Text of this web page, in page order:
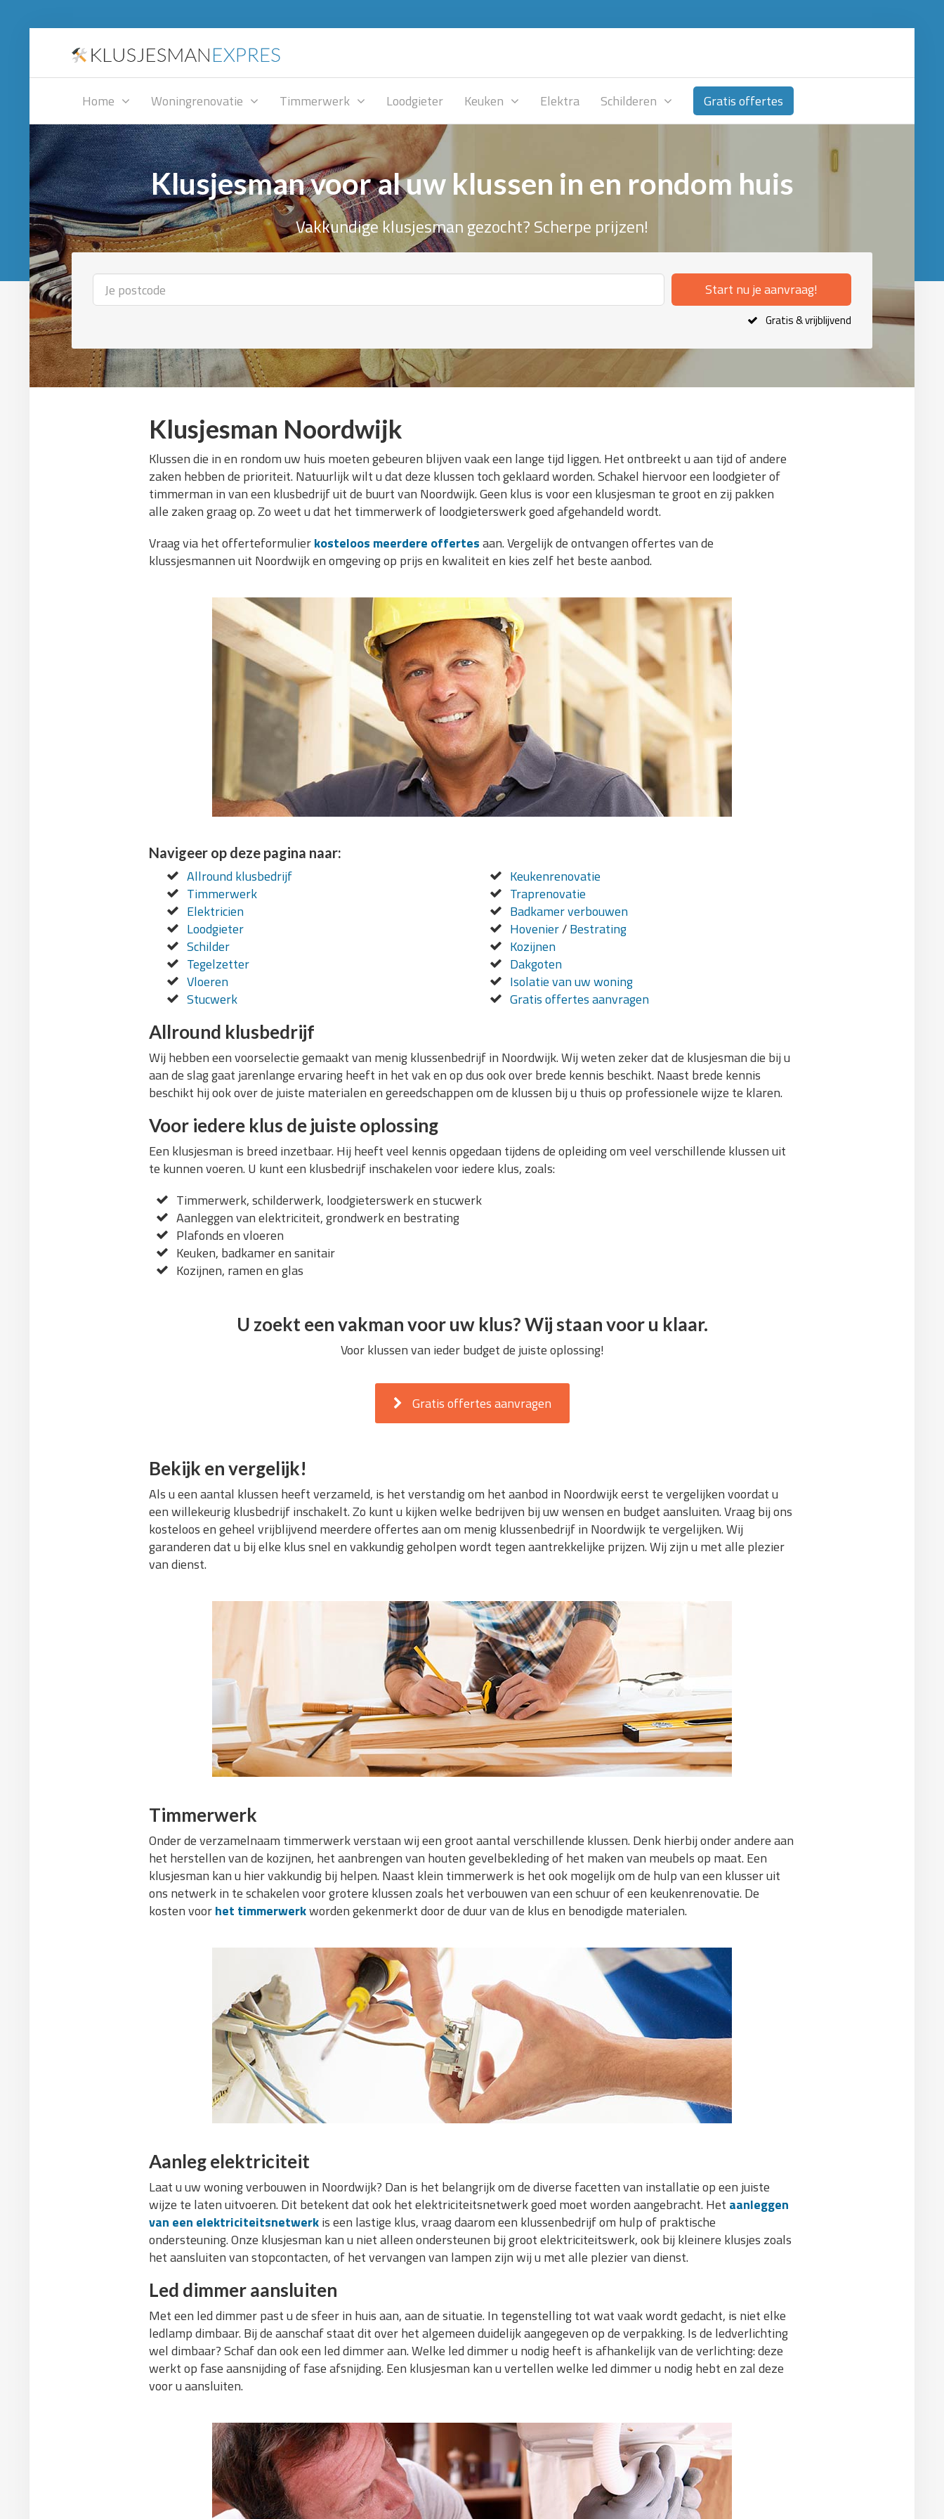
Home Woningrenovatie Timmerwerk Loodgieter Keuken Elektra Schilderen Gratis offertes
Klusjesman voor al uw klussen in en rondom huis
Vakkundige klusjesman gezocht? Scherpe prijzen!
Start nu je aanvraag!
Gratis & vrijblijvend
Klusjesman Noordwijk
Klussen die in en rondom uw huis moeten gebeuren blijven vaak een lange tijd liggen. Het ontbreekt u aan tijd of andere
zaken hebben de prioriteit. Natuurlijk wilt u dat deze klussen toch geklaard worden. Schakel hiervoor een loodgieter of
timmerman in van een klusbedrijf uit de buurt van Noordwijk. Geen klus is voor een klusjesman te groot en zij pakken
alle zaken graag op. Zo weet u dat het timmerwerk of loodgieterswerk goed afgehandeld wordt.
Vraag via het offerteformulierkosteloos meerdere offertesaan. Vergelijk de ontvangen offertes van de
klussjesmannen uit Noordwijk en omgeving op prijs en kwaliteit en kies zelf het beste aanbod.
Navigeer op deze pagina naar:
Allround klusbedrijf
Timmerwerk
Elektricien
Loodgieter
Schilder
Tegelzetter
Vloeren
Stucwerk
Keukenrenovatie
Traprenovatie
Badkamer verbouwen
Hovenier/Bestrating
Kozijnen
Dakgoten
Isolatie van uw woning
Gratis offertes aanvragen
Allround klusbedrijf
Wij hebben een voorselectie gemaakt van menig klussenbedrijf in Noordwijk. Wij weten zeker dat de klusjesman die bij u
aan de slag gaat jarenlange ervaring heeft in het vak en op dus ook over brede kennis beschikt. Naast brede kennis
beschikt hij ook over de juiste materialen en gereedschappen om de klussen bij u thuis op professionele wijze te klaren.
Voor iedere klus de juiste oplossing
Een klusjesman is breed inzetbaar. Hij heeft veel kennis opgedaan tijdens de opleiding om veel verschillende klussen uit
te kunnen voeren. U kunt een klusbedrijf inschakelen voor iedere klus, zoals:
Timmerwerk, schilderwerk, loodgieterswerk en stucwerk
Aanleggen van elektriciteit, grondwerk en bestrating
Plafonds en vloeren
Keuken, badkamer en sanitair
Kozijnen, ramen en glas
U zoekt een vakman voor uw klus? Wij staan voor u klaar.
Voor klussen van ieder budget de juiste oplossing!
Gratis offertes aanvragen
Bekijk en vergelijk!
Als u een aantal klussen heeft verzameld, is het verstandig om het aanbod in Noordwijk eerst te vergelijken voordat u
een willekeurig klusbedrijf inschakelt. Zo kunt u kijken welke bedrijven bij uw wensen en budget aansluiten. Vraag bij ons
kosteloos en geheel vrijblijvend meerdere offertes aan om menig klussenbedrijf in Noordwijk te vergelijken. Wij
garanderen dat u bij elke klus snel en vakkundig geholpen wordt tegen aantrekkelijke prijzen. Wij zijn u met alle plezier
van dienst.
Timmerwerk
Onder de verzamelnaam timmerwerk verstaan wij een groot aantal verschillende klussen. Denk hierbij onder andere aan
het herstellen van de kozijnen, het aanbrengen van houten gevelbekleding of het maken van meubels op maat. Een
klusjesman kan u hier vakkundig bij helpen. Naast klein timmerwerk is het ook mogelijk om de hulp van een klusser uit
ons netwerk in te schakelen voor grotere klussen zoals het verbouwen van een schuur of een keukenrenovatie. De
kosten voorhet timmerwerkworden gekenmerkt door de duur van de klus en benodigde materialen.
Aanleg elektriciteit
Laat u uw woning verbouwen in Noordwijk? Dan is het belangrijk om de diverse facetten van installatie op een juiste
wijze te laten uitvoeren. Dit betekent dat ook het elektriciteitsnetwerk goed moet worden aangebracht. Het aanleggen
van een elektriciteitsnetwerkis een lastige klus, vraag daarom een klussenbedrijf om hulp of praktische
ondersteuning. Onze klusjesman kan u niet alleen ondersteunen bij groot elektriciteitswerk, ook bij kleinere klusjes zoals
het aansluiten van stopcontacten, of het vervangen van lampen zijn wij u met alle plezier van dienst.
Led dimmer aansluiten
Met een led dimmer past u de sfeer in huis aan, aan de situatie. In tegenstelling tot wat vaak wordt gedacht, is niet elke
ledlamp dimbaar. Bij de aanschaf staat dit over het algemeen duidelijk aangegeven op de verpakking. Is de ledverlichting
wel dimbaar? Schaf dan ook een led dimmer aan. Welke led dimmer u nodig heeft is afhankelijk van de verlichting: deze
werkt op fase aansnijding of fase afsnijding. Een klusjesman kan u vertellen welke led dimmer u nodig hebt en zal deze
voor u aansluiten.